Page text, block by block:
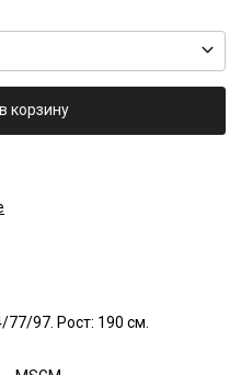
корзину
97. Рост: 190 см.